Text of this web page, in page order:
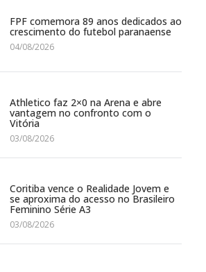
FPF comemora 89 anos dedicados ao
crescimento do futebol paranaense
04/08/2026
Athletico faz 2×0 na Arena e abre
vantagem no confronto com o
Vitória
03/08/2026
Coritiba vence o Realidade Jovem e
se aproxima do acesso no Brasileiro
Feminino Série A3
03/08/2026